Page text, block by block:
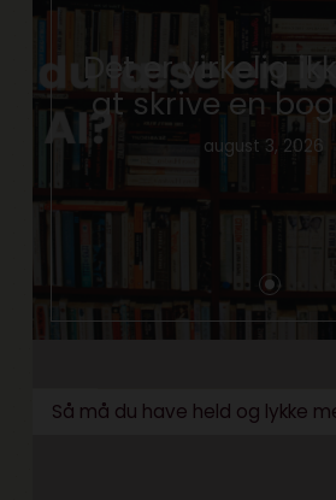
Det er virkelig
at skrive en
august 3, 2026
Så må du have held og lykke